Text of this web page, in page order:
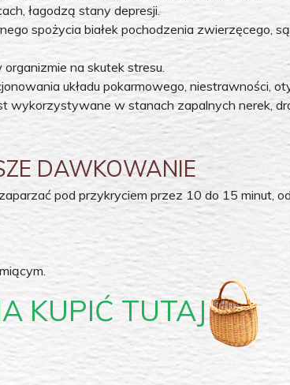
łagodzą stany depresji.
spożycia białek pochodzenia zwierzęcego,
na skutek stresu.
układu pokarmowego, niestrawności,
wykorzystywane w stanach zapalnych nerek,
DAWKOWANIE
pod przykryciem przez 10 do 15 minut,
KUPIĆ TUTAJ